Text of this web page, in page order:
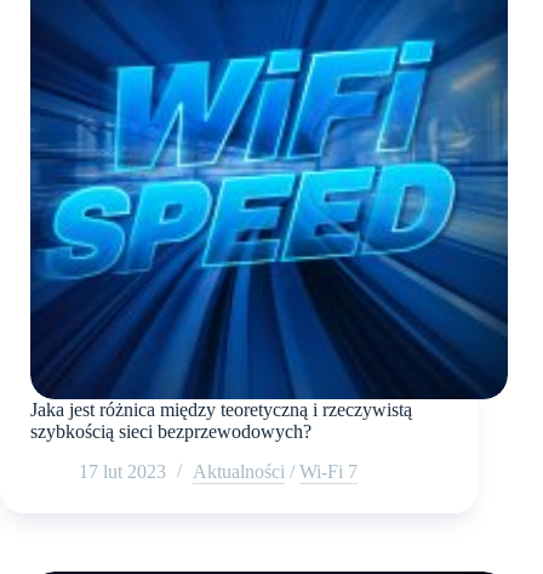
Jaka jest różnica między teoretyczną i rzeczywistą
szybkością sieci bezprzewodowych?
17 lut 2023
Aktualności /Wi-Fi 7